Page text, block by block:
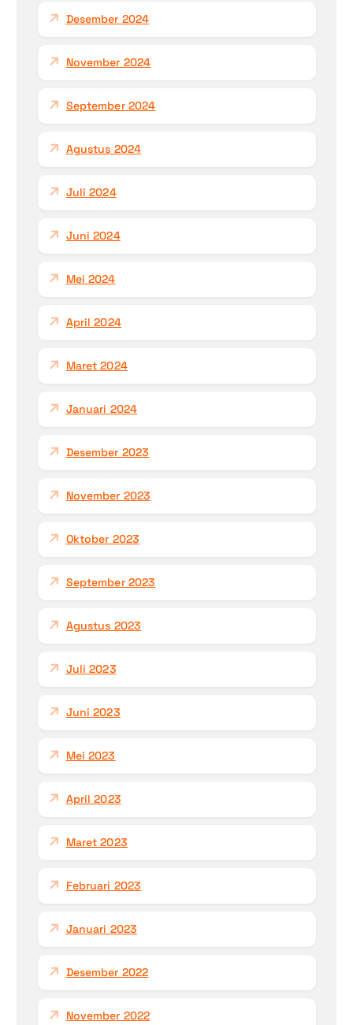
Desember 2024
November 2024
September 2024
Agustus 2024
Juli 2024
Juni 2024
Mei 2024
April 2024
Maret 2024
Januari 2024
Desember 2023
November 2023
Oktober 2023
September 2023
Agustus 2023
Juli 2023
Juni 2023
Mei 2023
April 2023
Maret 2023
Februari 2023
Januari 2023
Desember 2022
November 2022